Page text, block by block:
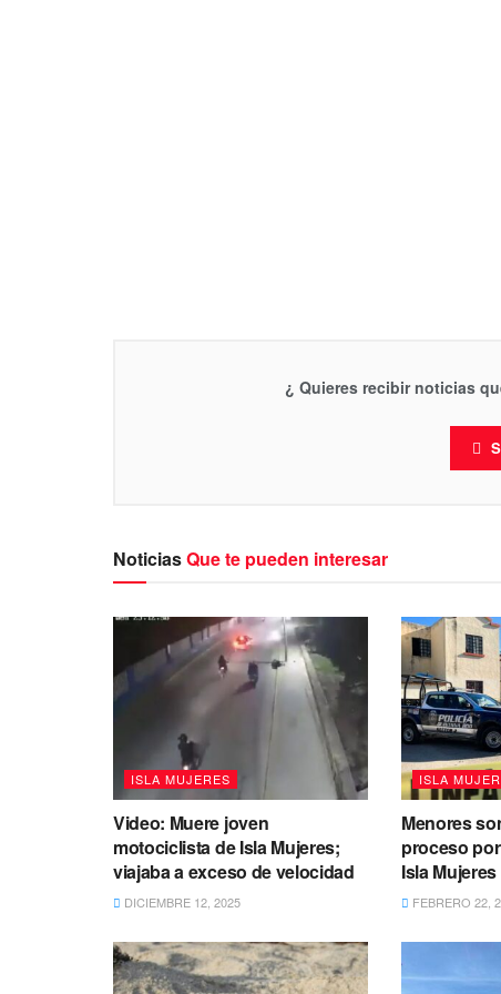
¿ Quieres recibir noticias
NoticiasQue te pueden interesar
ISLA MUJERES
Video: Muere joven
motociclista de Isla Mujeres;
viajaba a exceso de velocidad
DICIEMBRE 12, 2025
ISLA
Menores
proceso
Isla Mujeres
FEBRERO 22,